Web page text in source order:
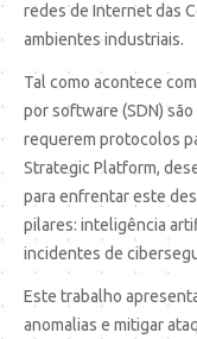
redes de Internet das
ambientes industriais.
Tal como acontece
por software (SDN)
requerem protocolos
Strategic Platform,
para enfrentar este
pilares: inteligência
incidentes de
Este trabalho
anomalias e mitigar